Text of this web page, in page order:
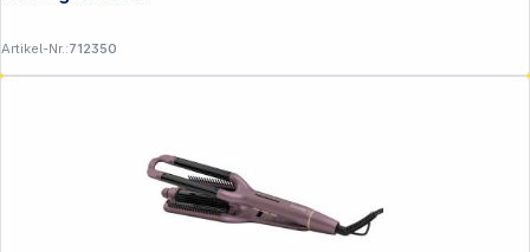
Artikel-Nr.:712350